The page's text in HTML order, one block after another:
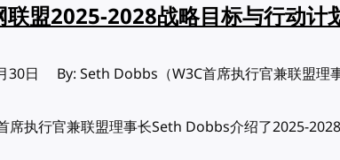
盟2025-2028战略目标与行动计
30日 By: Seth Dobbs（W3C首席执行官兼联盟理
席执行官兼联盟理事长Seth Dobbs介绍了2025-